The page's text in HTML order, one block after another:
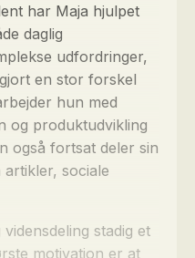
har Maja hjulpet
daglig
udfordringer,
en stor forskel
hun med
og produktudvikling
også fortsat deler sin
sociale
stadig et
motivation er at